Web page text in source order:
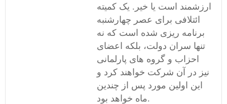
ارزشمند است یا خیر. یک کمیته
ائتلافی برای عصر چهارشنبه
برنامه ریزی شده است که نه
تنها سران دولت، بلکه اعضای
احزاب و گروه های پارلمانی
نیز در آن شرکت خواهند کرد و
این اولین مورد پس از چندین
ماه خواهد بود.